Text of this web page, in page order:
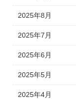
2025年8月
2025年7月
2025年6月
2025年5月
2025年4月